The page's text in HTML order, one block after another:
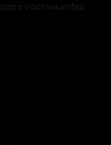
voorwaarden